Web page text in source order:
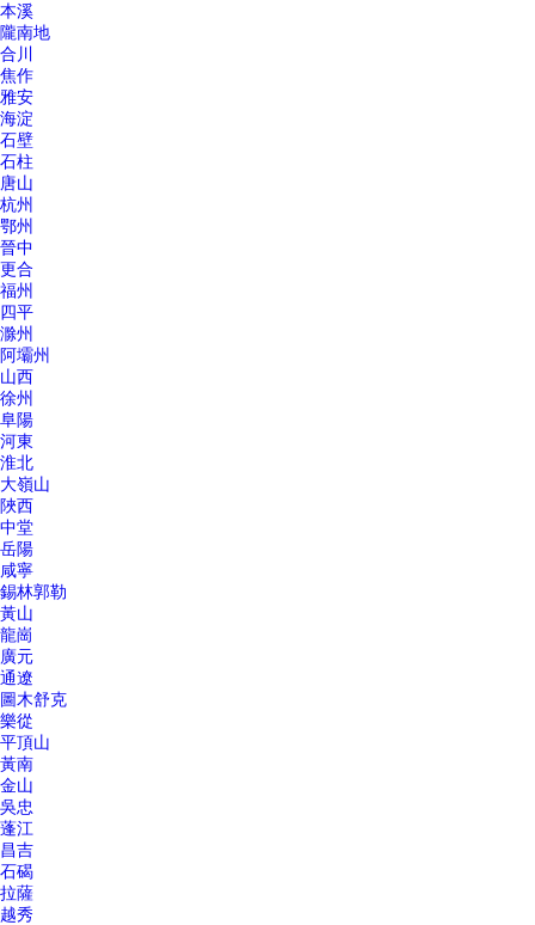
本溪
隴南地
合川
焦作
雅安
海淀
石壁
石柱
唐山
杭州
鄂州
晉中
更合
福州
四平
滁州
阿壩州
山西
徐州
阜陽
河東
淮北
大嶺山
陜西
中堂
岳陽
咸寧
錫林郭勒
黃山
龍崗
廣元
通遼
圖木舒克
樂從
平頂山
黃南
金山
吳忠
蓬江
昌吉
石碣
拉薩
越秀